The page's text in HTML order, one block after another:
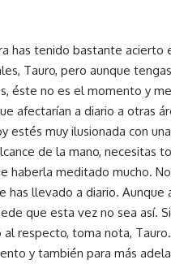
has tenido bastante acierto
Tauro, pero aunque
éste no es el momento y
afectarían a diario a otras
estés muy ilusionada con
de la mano, necesitas
haberla meditado mucho.
has llevado a diario. Aunque
que esta vez no sea así.
al respecto, toma nota,
y también para más